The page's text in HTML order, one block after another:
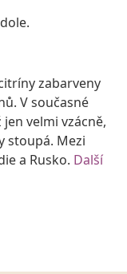
zabarveny
V současné
velmi vzácně,
stoupá. Mezi
a Rusko. Další